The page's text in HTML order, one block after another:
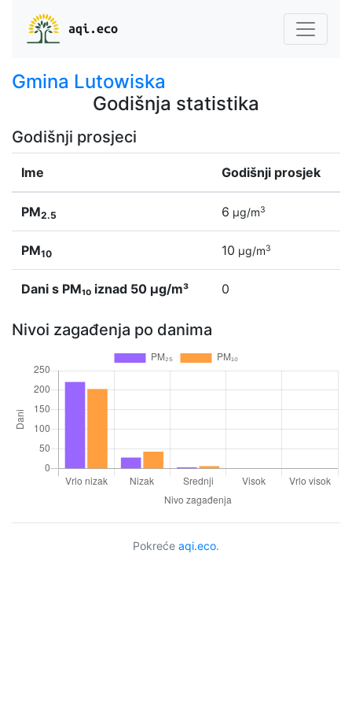
aqi.eco
Gmina Lutowiska
Godišnja statistika
Godišnji prosjeci
Ime Godišnji prosjek
PM2.5 6 µg/m3
PM10 10 µg/m3
Dani s PM₁₀ iznad 50 µg/m³ 0
Nivoi zagađenja po danima
Pokreće aqi.eco.